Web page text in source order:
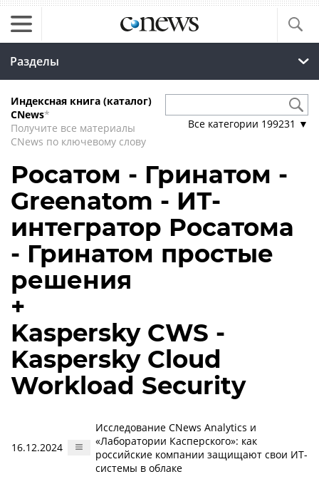
Разделы
Индексная книга (каталог)
CNews*
Получите все материалы
CNews по ключевому слову
Все категории 199231 ▼
Росатом - Гринатом -
Greenatom - ИТ-
интегратор Росатома
- Гринатом простые
решения
+
Kaspersky CWS -
Kaspersky Cloud
Workload Security
16.12.2024
Исследование CNews Analytics и
«Лаборатории Касперского»: как
российские компании защищают свои ИТ-
системы в облаке